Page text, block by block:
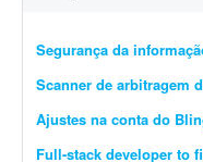
Scanner de arbitragem
Ajustes na conta do
Full-stack developer to